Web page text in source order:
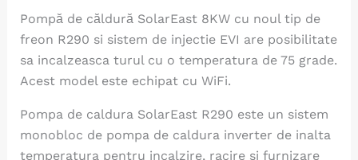
Pompă de căldură SolarEast 8KW cu noul tip de
freon R290 si sistem de injectie EVI are posibilitate
sa incalzeasca turul cu o temperatura de 75 grade.
Acest model este echipat cu WiFi.
Pompa de caldura SolarEast R290 este un sistem
monobloc de pompa de caldura inverter de inalta
temperatura pentru incalzire, racire si furnizare